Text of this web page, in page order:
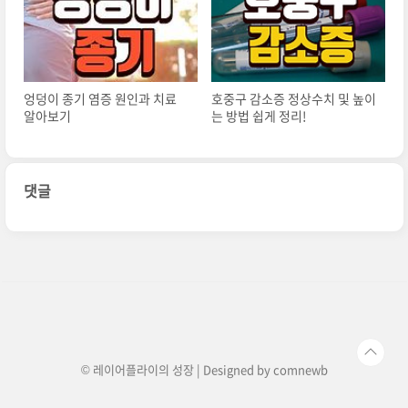
엉덩이 종기 염증 원인과 치료
알아보기
호중구 감소증 정상수치 및 높이
는 방법 쉽게 정리!
댓글
© 레이어플라이의 성장 | Designed bycomnewb